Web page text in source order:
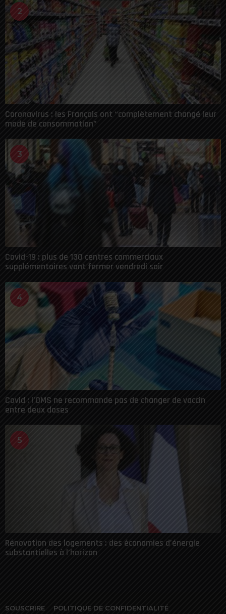
2
Coronavirus : les Français ont “complètement changé leur
mode de consommation”
3
Covid-19 : plus de 130 centres commerciaux
supplémentaires vont fermer vendredi soir
4
Covid : l’OMS ne recommande pas de changer de vaccin
entre deux doses
5
Rénovation des logements : des économies d’énergie
substantielles à l’horizon
SOUSCRIRE POLITIQUE DE CONFIDENTIALITÉ